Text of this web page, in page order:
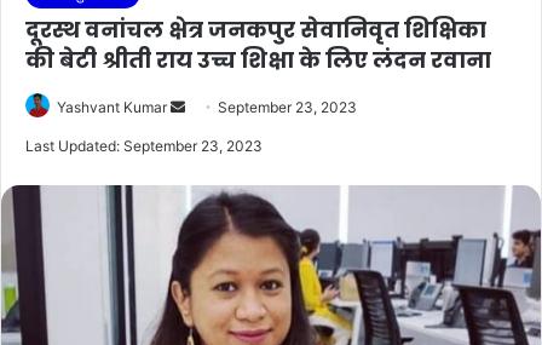
दूरस्थ वनांचल क्षेत्र जनकपुर सेवानिवृत शिक्षिका
की बेटी श्रीती राय उच्च शिक्षा के लिए लंदन रवाना
Yashvant Kumar
Send September 23, 2023
Last Updated: September 23, 2023